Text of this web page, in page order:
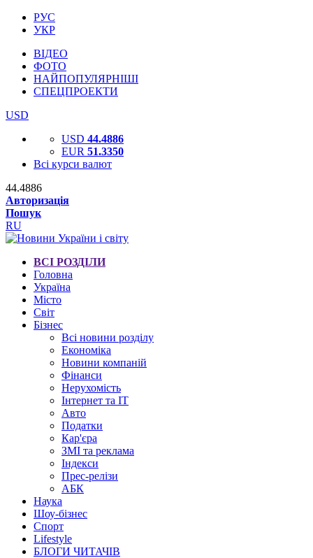
РУС
УКР
ВІДЕО
ФОТО
НАЙПОПУЛЯРНІШІ
СПЕЦПРОЕКТИ
USD
USD 44.4886
EUR 51.3350
Всі курси валют
44.4886
Авторизація
Пошук
RU
ВСІ РОЗДІЛИ
Головна
Україна
Місто
Світ
Бізнес
Всі новини розділу
Економіка
Новини компаній
Фінанси
Нерухомість
Інтернет та IT
Авто
Податки
Кар'єра
ЗМІ та реклама
Індекси
Прес-релізи
АБК
Наука
Шоу-бізнес
Спорт
Lifestyle
БЛОГИ ЧИТАЧІВ